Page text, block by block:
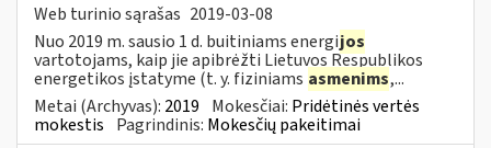
Web turinio sąrašas 2019-03-08
Nuo 2019 m. sausio 1 d. buitiniams energijos
vartotojams, kaip jie apibrėžti Lietuvos Respublikos
energetikos įstatyme (t. y. fiziniams asmenims,...
Metai (Archyvas): 2019 Mokesčiai: Pridėtinės vertės
mokestis Pagrindinis: Mokesčių pakeitimai